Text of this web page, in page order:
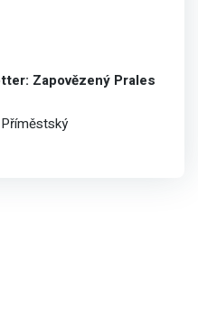
Zapovězený Prales
Příměstský